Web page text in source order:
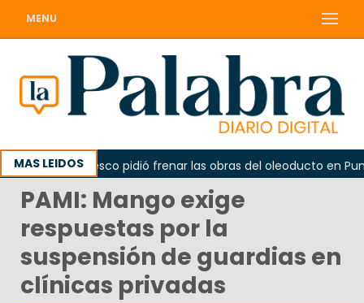
MENU
MAS LEIDOS
La Unesco pidió frenar las obras del oleoducto en Punta
PAMI: Mango exige
respuestas por la
suspensión de guardias en
clínicas privadas